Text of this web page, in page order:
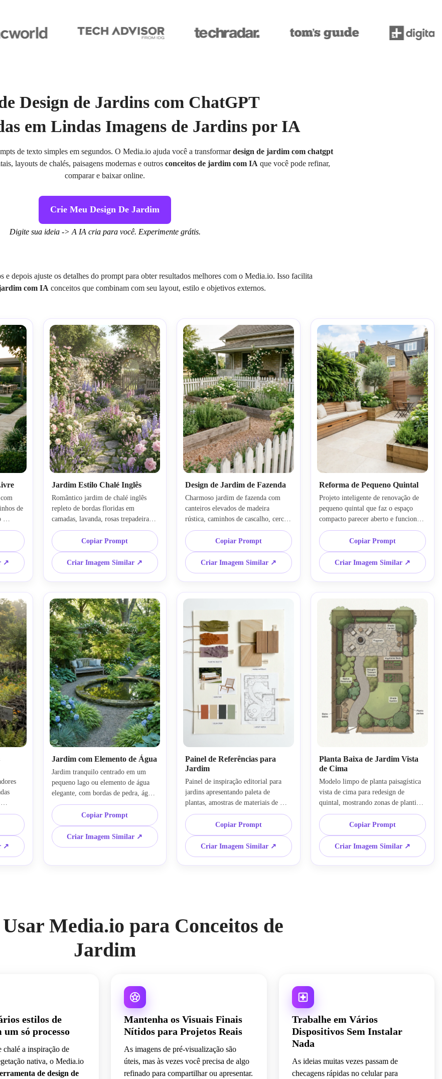
Design de Jardins com ChatGPT
em Lindas Imagens de Jardins por IA
de texto simples em segundos. O Media.io ajuda você a transformardesign de jardim com chatgpt
layouts de chalés, paisagens modernas e outros conceitos de jardim com IA que você pode refinar,
comparar e baixar online.
Crie Meu Design De Jardim
Digite sua ideia -> A IA cria para você. Experimente grátis.
e depois ajuste os detalhes do prompt para obter resultados melhores com o Media.io. Isso facilita
com IA conceitos que combinam com seu layout, estilo e objetivos externos.
de
luz
↗
Jardim Estilo Chalé Inglês
Romântico jardim de chalé inglês
repleto de bordas floridas em
camadas, lavanda, rosas trepadeiras,
dedaleiras e um caminho de pedra
sinuoso. Use luz suave da tarde,
texturas exuberantes, tons pastel de
rosa, roxo e branco cremoso, com
clima levemente fantasioso e plantio
informal capturado em visualização
detalhada de jardim.
Copiar Prompt
Criar Imagem Similar ↗
Design de Jardim de Fazenda
Charmoso jardim de fazenda com
canteiros elevados de madeira
rústica, caminhos de cascalho, cerca
branca, ervas e flores variadas e um
clima acolhedor de jardim frontal.
Mostre luz natural quente, texturas
terrosas, materiais envelhecidos,
verdes suaves e brancos, e uma
atmosfera relaxada de campo em
uma imagem realista de paisagem.
Copiar Prompt
Criar Imagem Similar ↗
Reforma de Pequeno Quintal
Projeto inteligente de renovação de
pequeno quintal que faz o espaço
compacto parecer aberto e funcional,
com pavimento claro, bancos
integrados, vegetação em camadas,
verde vertical e zonas bem definidas.
Utilize luz do dia forte, composição
limpa, tons frescos de verde, texturas
realistas e um clima prático e estiloso
em alta resolução.
Copiar Prompt
Criar Imagem Similar ↗
em
e
↗
Jardim com Elemento de Água
Jardim tranquilo centrado em um
pequeno lago ou elemento de água
elegante, com bordas de pedra, água
refletiva, vegetação exuberante e um
canto de descanso calmo. Mostre luz
filtrada, sombras suaves, tons frios
de verde e azul, texturas realistas de
pedra e água e um clima sereno em
Copiar Prompt
Criar Imagem Similar ↗
Painel de Referências para
Jardim
Painel de inspiração editorial para
jardins apresentando paleta de
plantas, amostras de materiais de
pavimento, referências de móveis
externos, composição de cores e
croquis de layout dispostos em
colagem limpa. Utilize luz de estúdio
clara, texturas nítidas de papel e
tecido, cores terrosas coordenadas e
Copiar Prompt
Criar Imagem Similar ↗
Planta Baixa de Jardim Vista
de Cima
Modelo limpo de planta paisagística
vista de cima para redesign de
quintal, mostrando zonas de plantio,
posicionamento do pátio, caminho,
cercas e pequenas áreas de estar. Use
composição de cima para baixo,
estilo de rotulagem organizado, cores
naturais suaves, sombras sutis e
apresentação profissional de fácil
Copiar Prompt
Criar Imagem Similar ↗
Media.io para Conceitos de
Jardim
estilos de
só processo
chalé a inspiração de
nativa, o Media.io
de design de
Mantenha os Visuais Finais
Nítidos para Projetos Reais
As imagens de pré-visualização são
úteis, mas às vezes você precisa de algo
refinado para compartilhar ou apresentar.
Trabalhe em Vários
Dispositivos Sem Instalar
Nada
As ideias muitas vezes passam de
checagens rápidas no celular para